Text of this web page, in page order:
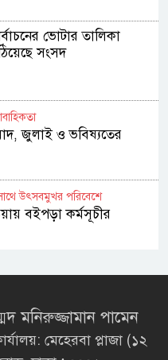
ভোটার তালিকা
সংসদ
জুলাই ও ভবিষ্যতের
সাথে উৎসবমুখর পরিবেশে
বইপড়া কর্মসূচীর
মারামারি করে তিন
অন্য নারীর ঘরে জামায়াত
মনিরুজ্জামান পামেন
মেহেরবা প্লাজা (১২